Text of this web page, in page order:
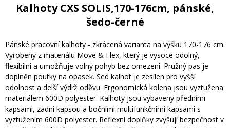
Kalhoty CXS SOLIS,170-176cm, pánské,
šedo-černé
Pánské pracovní kalhoty - zkrácená varianta na výšku 170-176 cm.
Vyrobeny z materiálu Move & Flex, který je vysoce odolný,
flexibilní a umožňuje volný pohyb bez omezení. Pružný pas je
doplněn poutky na opasek. Sed kalhot je zesílen pro vyšší
odolnost a delší výdrž oděvu. Ergonomická kolena jsou vyztužena
materiálem 600D polyester. Kalhoty jsou vybaveny předními
kapsami, zadní kapsou a bočními multifunkčními kapsami s
vyztužením 600D polyester. Reflexní doplňky zvyšují bezpečnost v